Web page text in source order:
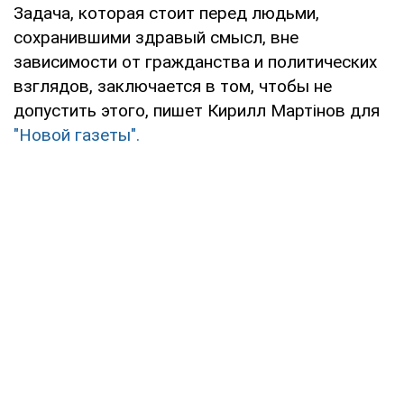
Задача, которая стоит перед людьми,
сохранившими здравый смысл, вне
зависимости от гражданства и политических
взглядов, заключается в том, чтобы не
допустить этого, пишет Кирилл Мартінов для
"Новой газеты".